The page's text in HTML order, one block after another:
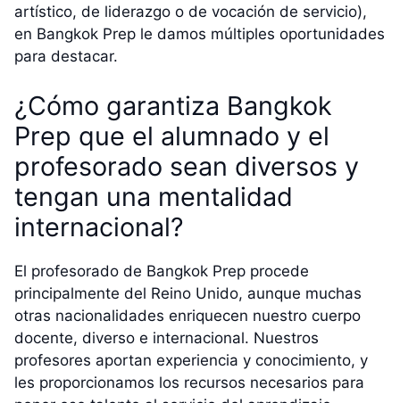
artístico, de liderazgo o de vocación de servicio),
en Bangkok Prep le damos múltiples oportunidades
para destacar.
¿Cómo garantiza Bangkok
Prep que el alumnado y el
profesorado sean diversos y
tengan una mentalidad
internacional?
El profesorado de Bangkok Prep procede
principalmente del Reino Unido, aunque muchas
otras nacionalidades enriquecen nuestro cuerpo
docente, diverso e internacional. Nuestros
profesores aportan experiencia y conocimiento, y
les proporcionamos los recursos necesarios para